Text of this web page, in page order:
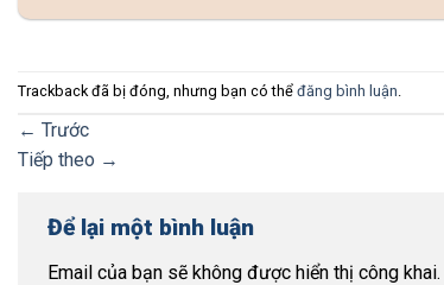
Trackback đã bị đóng, nhưng bạn có thể đăng bình luận.
← Trước
Tiếp theo →
Để lại một bình luận
Email của bạn sẽ không được hiển thị công khai.